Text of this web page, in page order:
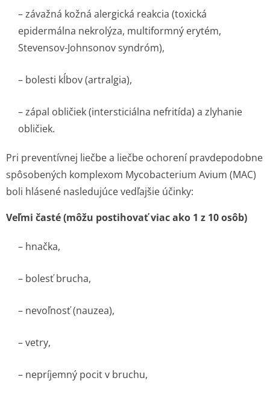
– závažná kožná alergická reakcia (toxická
epidermálna nekrolýza, multiformný erytém,
Stevensov-Johnsonov syndróm),
– bolesti kĺbov (artralgia),
– zápal obličiek (intersticiálna nefritída) a zlyhanie
obličiek.
Pri preventívnej liečbe a liečbe ochorení pravdepodobne
spôsobených komplexom Mycobacterium Avium (MAC)
boli hlásené nasledujúce vedľajšie účinky:
Veľmi časté (môžu postihovať viac ako 1 z 10 osôb)
– hnačka,
– bolesť brucha,
– nevoľnosť (nauzea),
– vetry,
– nepríjemný pocit v bruchu,